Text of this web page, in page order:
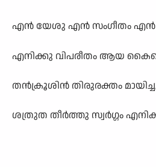
എൻ യേശു എൻ സംഗീതം
എനിക്കു വിപരീതം ആയ
തൻക്രൂശിൻ തിരുരക്തം
ശത്രുത തീർത്തു സ്വർഗ്ഗം